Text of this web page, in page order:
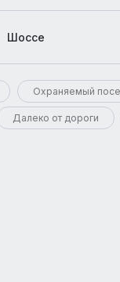
Шоссе
Охраняемый
Далеко от дороги